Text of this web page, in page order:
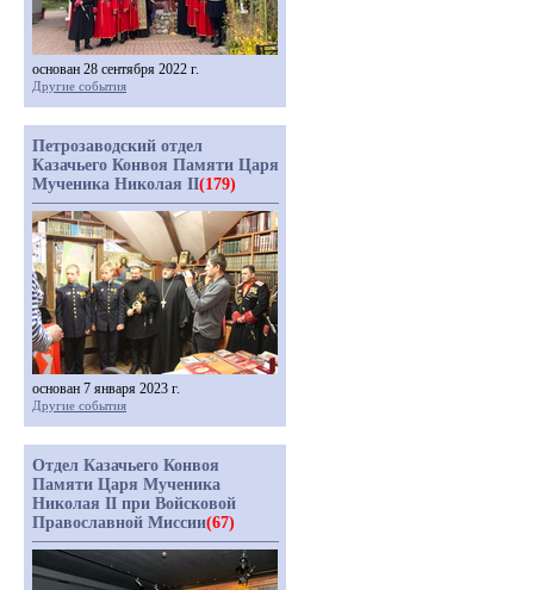
основан 28 сентября 2022 г.
Другие события
Петрозаводский отдел
Казачьего Конвоя Памяти Царя
Мученика Николая II(179)
основан 7 января 2023 г.
Другие события
Отдел Казачьего Конвоя
Памяти Царя Мученика
Николая II при Войсковой
Православной Миссии(67)